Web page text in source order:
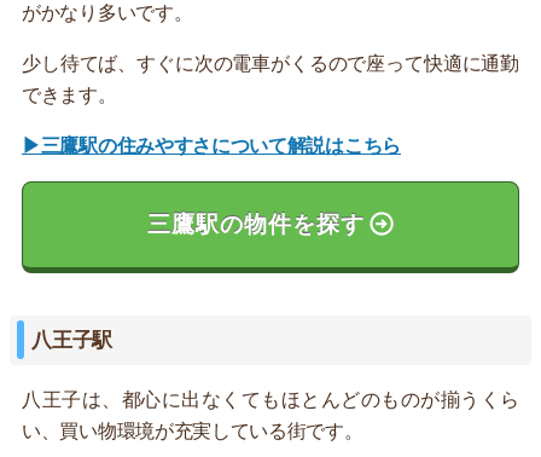
がかなり多いです。
少し待てば、すぐに次の電車がくるので座って快適に通勤
できます。
▶三鷹駅の住みやすさについて解説はこちら
三鷹駅の物件を探す
八王子駅
八王子は、都心に出なくてもほとんどのものが揃うくら
い、買い物環境が充実している街です。